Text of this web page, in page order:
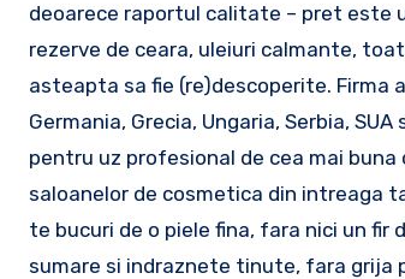
deoarece raportul calitate – pret este
rezerve de ceara, uleiuri calmante,
asteapta sa fie (re)descoperite. Firma
Germania, Grecia, Ungaria, Serbia,
pentru uz profesional de cea mai
saloanelor de cosmetica din intreaga
te bucuri de o piele fina, fara nici un
sumare si indraznete tinute, fara grija